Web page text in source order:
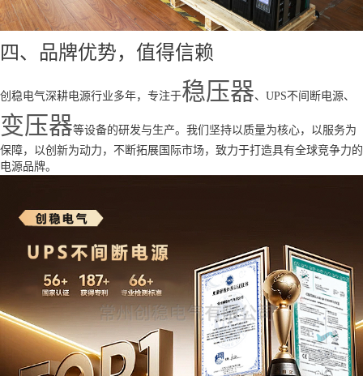
四、品牌优势，值得信赖
创稳电气深耕电源行业多年，专注于稳压器、UPS不间断电源、
变压器等设备的研发与生产。我们坚持以质量为核心，以服务为
保障，以创新为动力，不断拓展国际市场，致力于打造具有全球竞争力的
电源品牌。